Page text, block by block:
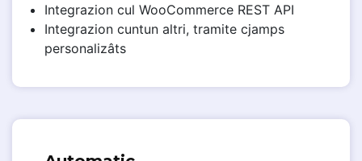
Integrazion cul WooCommerce REST API
Integrazion cuntun altri, tramite cjamps
personalizâts